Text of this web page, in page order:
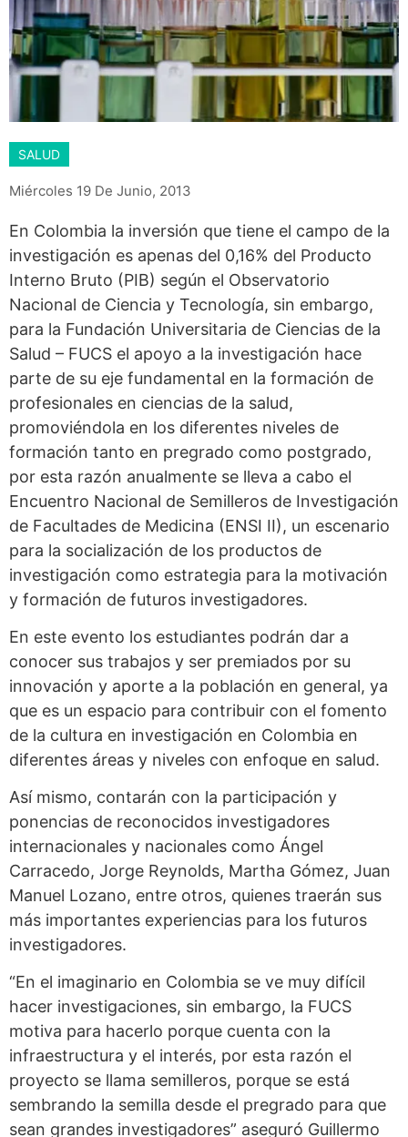
SALUD
Miércoles 19 De Junio, 2013
En Colombia la inversión que tiene el campo de la
investigación es apenas del 0,16% del Producto
Interno Bruto (PIB) según el Observatorio
Nacional de Ciencia y Tecnología, sin embargo,
para la Fundación Universitaria de Ciencias de la
Salud – FUCS el apoyo a la investigación hace
parte de su eje fundamental en la formación de
profesionales en ciencias de la salud,
promoviéndola en los diferentes niveles de
formación tanto en pregrado como postgrado,
por esta razón anualmente se lleva a cabo el
Encuentro Nacional de Semilleros de Investigación
de Facultades de Medicina (ENSI II), un escenario
para la socialización de los productos de
investigación como estrategia para la motivación
y formación de futuros investigadores.
En este evento los estudiantes podrán dar a
conocer sus trabajos y ser premiados por su
innovación y aporte a la población en general, ya
que es un espacio para contribuir con el fomento
de la cultura en investigación en Colombia en
diferentes áreas y niveles con enfoque en salud.
Así mismo, contarán con la participación y
ponencias de reconocidos investigadores
internacionales y nacionales como Ángel
Carracedo, Jorge Reynolds, Martha Gómez, Juan
Manuel Lozano, entre otros, quienes traerán sus
más importantes experiencias para los futuros
investigadores.
“En el imaginario en Colombia se ve muy difícil
hacer investigaciones, sin embargo, la FUCS
motiva para hacerlo porque cuenta con la
infraestructura y el interés, por esta razón el
proyecto se llama semilleros, porque se está
sembrando la semilla desde el pregrado para que
sean grandes investigadores” aseguró Guillermo